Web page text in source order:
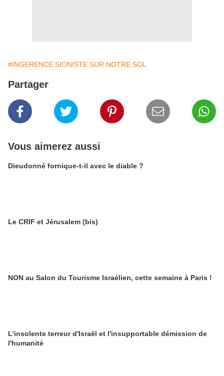
#INGERENCE SIONISTE SUR NOTRE SOL
Partager
Vous aimerez aussi
Dieudonné fornique-t-il avec le diable ?
Le CRIF et Jérusalem (bis)
NON au Salon du Tourisme Israélien, cette semaine à Paris !
L'insolente terreur d'Israël et l'insupportable démission de
l'humanité